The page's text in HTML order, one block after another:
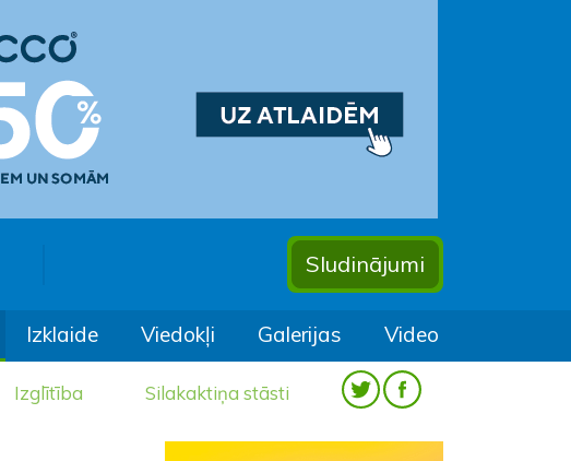
Sludinājumi
Izklaide Viedokļi Galerijas Video
Izglītība Silakaktiņa stāsti